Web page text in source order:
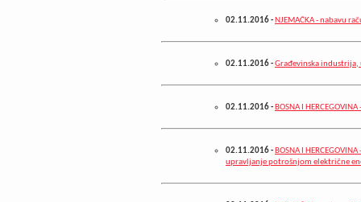
02.11.2016- NJEMAČKA - nabavu
02.11.2016-Građevinska industrija,
02.11.2016- BOSNA I
02.11.2016- BOSNA I
upravljanje potrošnjom električne